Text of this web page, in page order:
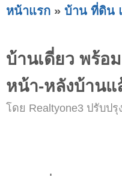
หน้าแรก » บ้าน ที่ดิน
บ้านเดี่ยว พร้อ
หน้า-หลังบ้านแ
โดย Realtyone3 ปรับป